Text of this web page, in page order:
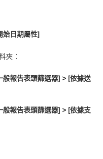
始日期屬性]
夾：
般報告表頭篩選器] > [依據送
般報告表頭篩選器] > [依據支